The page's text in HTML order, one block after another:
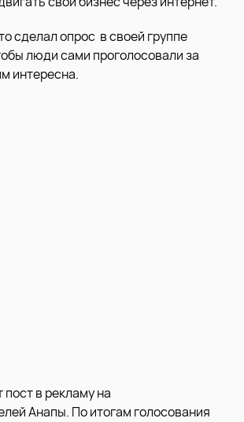
сделал опрос в своей группе
люди сами проголосовали за
интересна.
пост в рекламу на
Анапы. По итогам голосования